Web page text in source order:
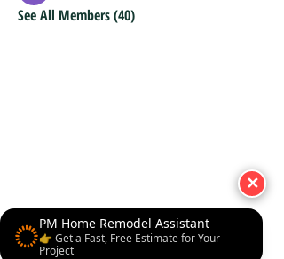
PM Home Remodel Assistant
👉 Get a Fast, Free Estimate for Your
Project
✕
See All Members (40)